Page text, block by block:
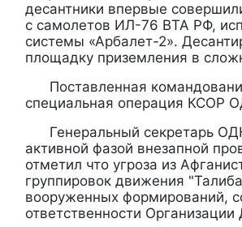
десантники впервые
с самолетов ИЛ-76 ВТА РФ,
системы «Арбалет-2».
площадку приземления в
Поставленная
специальная операция КСОР
Генеральный секретарь
активной фазой внезапной
отметил что угроза из
группировок движения
вооруженных формирований,
ответственности